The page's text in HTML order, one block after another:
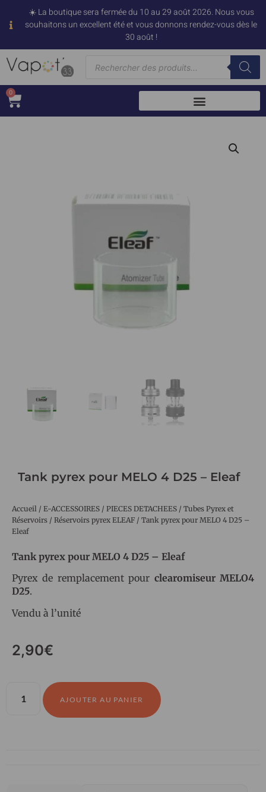
☀️ La boutique sera fermée du 10 au 29 août 2026. Nous vous
souhaitons un excellent été et vous donnons rendez-vous dès le
30 août !
0
Tank pyrex pour MELO 4 D25 – Eleaf
Accueil / E-ACCESSOIRES / PIECES DETACHEES / Tubes Pyrex et
Réservoirs / Réservoirs pyrex ELEAF / Tank pyrex pour MELO 4 D25 –
Eleaf
Tank pyrex pour MELO 4 D25 – Eleaf
Pyrex de remplacement pour clearomiseur MELO4
D25.
Vendu à l’unité
2,90€
AJOUTER AU PANIER